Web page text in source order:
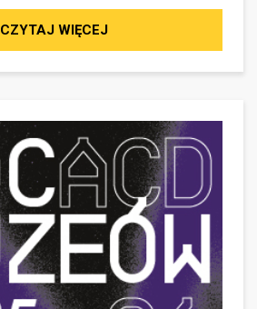
CZYTAJ WIĘCEJ